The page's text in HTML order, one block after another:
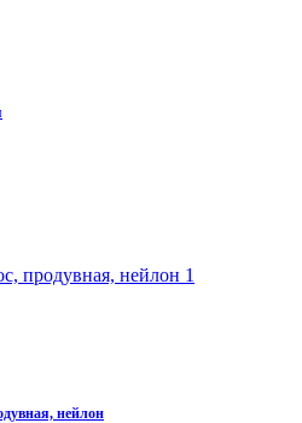
нейлон